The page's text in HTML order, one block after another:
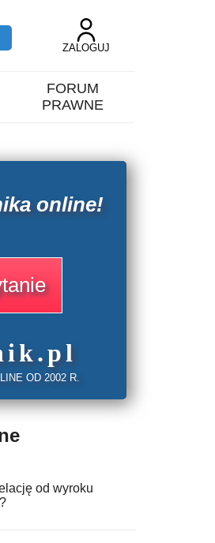
ZALOGUJ
FORUM
PRAWNE
online!
.pl
OD 2002 R.
od wyroku